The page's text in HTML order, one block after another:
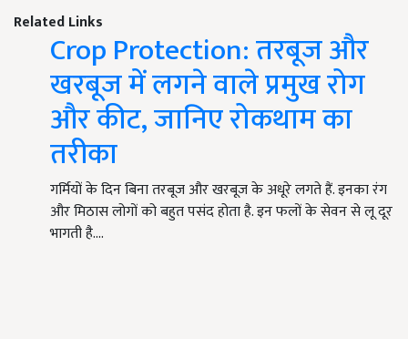
Related Links
Crop Protection: तरबूज और
खरबूज में लगने वाले प्रमुख रोग
और कीट, जानिए रोकथाम का
तरीका
गर्मियों के दिन बिना तरबूज और खरबूज के अधूरे लगते हैं. इनका रंग
और मिठास लोगों को बहुत पसंद होता है. इन फलों के सेवन से लू दूर
भागती है.…